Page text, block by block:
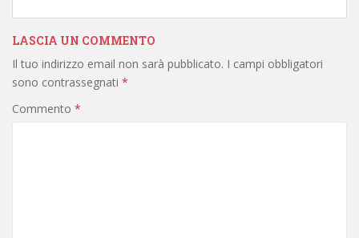
LASCIA UN COMMENTO
Il tuo indirizzo email non sarà pubblicato. I campi obbligatori
sono contrassegnati *
Commento *